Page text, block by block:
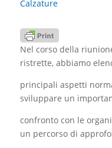
Calzature
Nel corso della
ristrette, abbiamo
principali aspetti
sviluppare un
confronto con le
un percorso di